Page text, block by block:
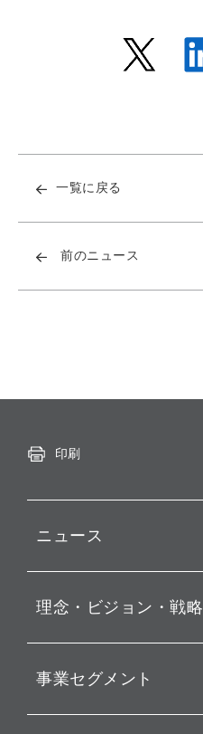
一覧に戻る
前のニュース
印刷
ニュース
お知らせ
動画配信
理念・ビジョン・戦略
経営理念
ビジョン
事業セグメント